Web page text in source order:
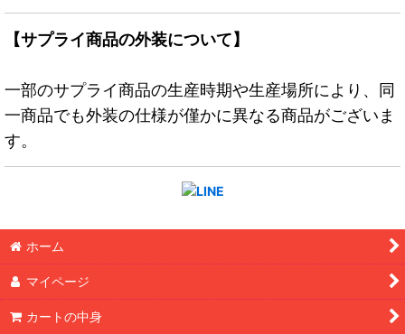
【サプライ商品の外装について】
一部のサプライ商品の生産時期や生産場所により、同
一商品でも外装の仕様が僅かに異なる商品がございま
す。
ホーム
マイページ
カートの中身